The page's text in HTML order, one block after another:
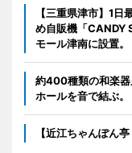
【三重県津市】1
め自販機「CANDY
モール津南に設置。
約400種類の和楽器
ホールを音で結ぶ。
【近江ちゃんぽん